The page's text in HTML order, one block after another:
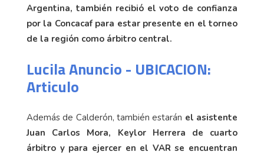
Argentina, también recibió el voto de confianza
por la Concacaf para estar presente en el torneo
de la región como árbitro central.
Lucila Anuncio - UBICACION:
Articulo
Además de Calderón, también estarán el asistente
Juan Carlos Mora, Keylor Herrera de cuarto
árbitro y para ejercer en el VAR se encuentran